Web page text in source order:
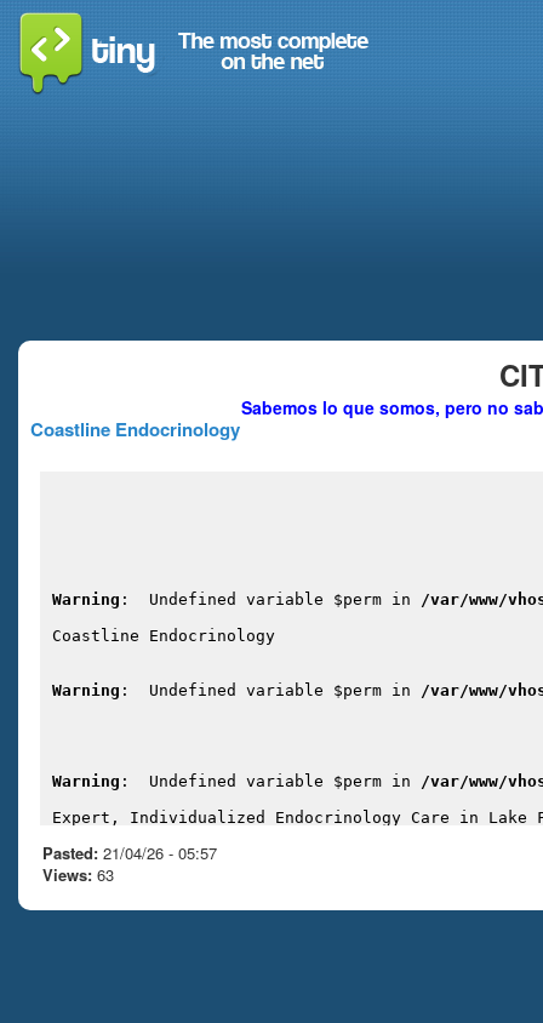
Sabemos lo que somos, pero no
Coastline Endocrinology
Pasted: 21/04/26 - 05:57
Views: 63